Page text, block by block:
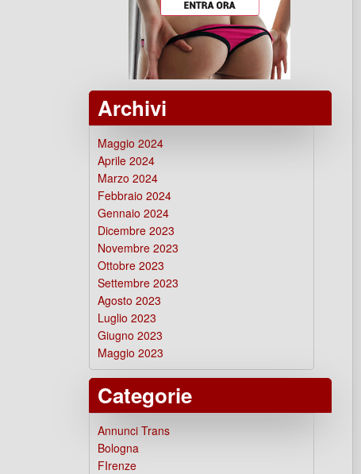
Archivi
Maggio 2024
Aprile 2024
Marzo 2024
Febbraio 2024
Gennaio 2024
Dicembre 2023
Novembre 2023
Ottobre 2023
Settembre 2023
Agosto 2023
Luglio 2023
Giugno 2023
Maggio 2023
Categorie
Annunci Trans
Bologna
FIrenze